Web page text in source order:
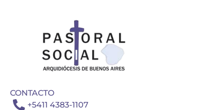
CONTACTO
+5411 4383-1107